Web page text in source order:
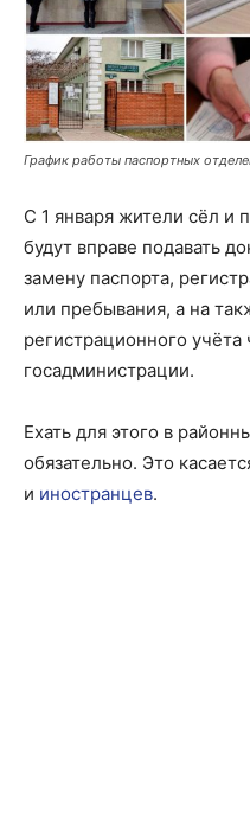
График работы паспортных
С 1 января жители сёл и
будут вправе подавать
замену паспорта,
или пребывания, а на
регистрационного
госадминистрации.
Ехать для этого в
обязательно. Это
и иностранцев.